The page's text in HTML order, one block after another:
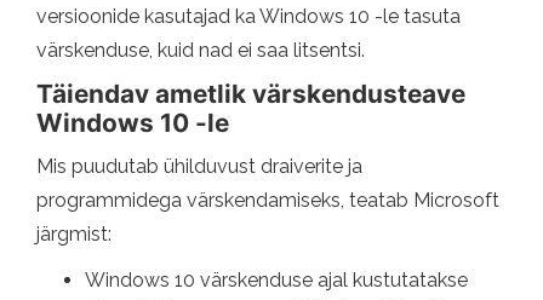
versioonide kasutajad ka Windows 10 -le tasuta
värskenduse, kuid nad ei saa litsentsi.
Täiendav ametlik värskendusteave
Windows 10 -le
Mis puudutab ühilduvust draiverite ja
programmidega värskendamiseks, teatab Microsoft
järgmist:
Windows 10 värskenduse ajal kustutatakse